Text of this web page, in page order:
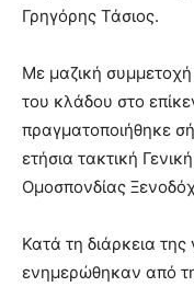
Γρηγόρης Τάσιος.
Με μαζική
του κλάδου στο
πραγματοποιήθηκε
ετήσια τακτική
Ομοσπονδίας
Κατά τη διάρκεια
ενημερώθηκαν από